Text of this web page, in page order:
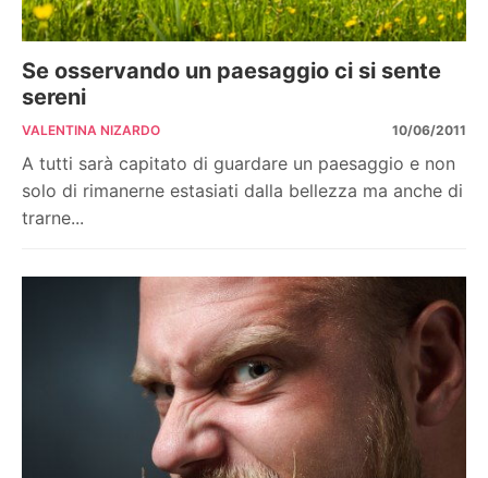
Se osservando un paesaggio ci si sente
sereni
VALENTINA NIZARDO 10/06/2011
A tutti sarà capitato di guardare un paesaggio e non
solo di rimanerne estasiati dalla bellezza ma anche di
trarne...